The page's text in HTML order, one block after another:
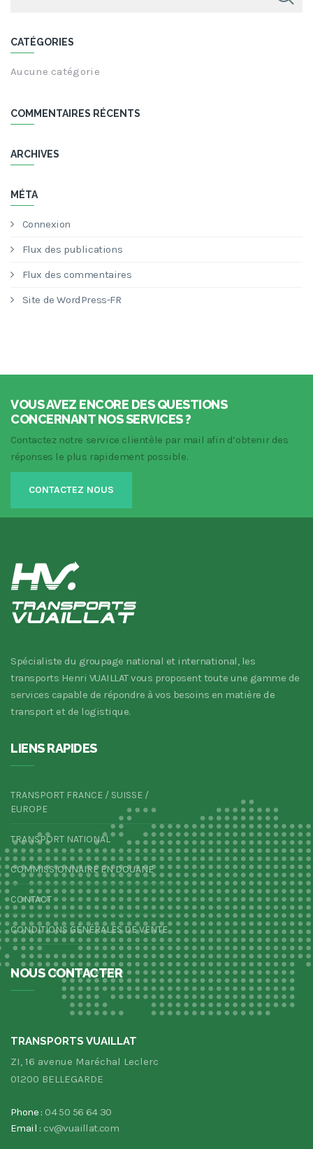
CATÉGORIES
Aucune catégorie
COMMENTAIRES RÉCENTS
ARCHIVES
MÉTA
Connexion
Flux des publications
Flux des commentaires
Site de WordPress-FR
VOUS AVEZ ENCORE DES QUESTIONS
CONCERNANT NOS SERVICES ?
Contactez notre service clientèle par mail afin d’obtenir des
réponses le plus rapidement possible.
CONTACTEZ NOUS
Spécialiste du groupage national et international, les
transports Henri VUAILLAT vous proposent toute une gamme de
services capable de répondre à vos besoins en matière de
transport et de logistique.
LIENS RAPIDES
TRANSPORT FRANCE / SUISSE /
EUROPE
TRANSPORT NATIONAL
COMMISSIONNAIRE EN DOUANE
CONTACT
CONDITIONS GÉNÉRALES DE VENTE
NOUS CONTACTER
TRANSPORTS VUAILLAT
ZI, 16 avenue Maréchal Leclerc
01200 BELLEGARDE
Phone : 04 50 56 64 30
Email : cv@vuaillat.com